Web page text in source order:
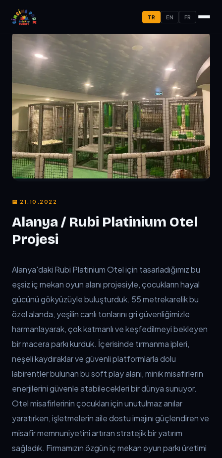
TR EN FR
📅 21.10.2022
Alanya / Rubi Platinium Otel
Projesi
TL;DR:Alanya'daki Rubi Platinium Otel için
Alanya'daki Rubi Platinium Otel için tasarladığımız bu
eşsiz iç mekan oyun alanı projesiyle, çocukların hayal
gücünü gökyüzüyle buluşturduk. 55 metrekarelik bu
özel alanda, yeşilin canlı tonlarını gri güvenliğimizle
harmanlayarak, çok katmanlı ve keşfedilmeyi bekleyen
bir macera parkı kurduk. İçerisinde tırmanma ipleri,
neşeli kaydıraklar ve güvenli platformlarla dolu
labirentler bulunan bu soft play alanı, minik misafirlerin
enerjilerini güvenle atabilecekleri bir dünya sunuyor.
Otel misafirlerinin çocukları için unutulmaz anılar
yaratırken, işletmelerin aile dostu imajını güçlendiren ve
misafir memnuniyetini artıran stratejik bir yatırım
sağladık. Firmamızın özgün iç mekan oyun parkı üretimi